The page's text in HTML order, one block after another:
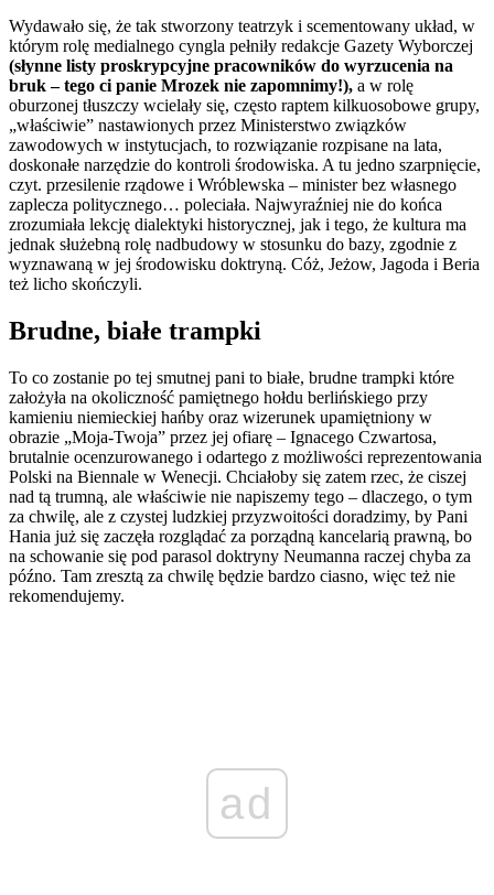
Wydawało się, że tak stworzony teatrzyk i scementowany układ, w
którym rolę medialnego cyngla pełniły redakcje Gazety Wyborczej
(słynne listy proskrypcyjne pracowników do wyrzucenia na
bruk – tego ci panie Mrozek nie zapomnimy!), a w rolę
oburzonej tłuszczy wcielały się, często raptem kilkuosobowe grupy,
„właściwie” nastawionych przez Ministerstwo związków
zawodowych w instytucjach, to rozwiązanie rozpisane na lata,
doskonałe narzędzie do kontroli środowiska. A tu jedno szarpnięcie,
czyt. przesilenie rządowe i Wróblewska – minister bez własnego
zaplecza politycznego… poleciała. Najwyraźniej nie do końca
zrozumiała lekcję dialektyki historycznej, jak i tego, że kultura ma
jednak służebną rolę nadbudowy w stosunku do bazy, zgodnie z
wyznawaną w jej środowisku doktryną. Cóż, Jeżow, Jagoda i Beria
też licho skończyli.
Brudne, białe trampki
To co zostanie po tej smutnej pani to białe, brudne trampki które
założyła na okoliczność pamiętnego hołdu berlińskiego przy
kamieniu niemieckiej hańby oraz wizerunek upamiętniony w
obrazie „Moja-Twoja” przez jej ofiarę – Ignacego Czwartosa,
brutalnie ocenzurowanego i odartego z możliwości reprezentowania
Polski na Biennale w Wenecji. Chciałoby się zatem rzec, że ciszej
nad tą trumną, ale właściwie nie napiszemy tego – dlaczego, o tym
za chwilę, ale z czystej ludzkiej przyzwoitości doradzimy, by Pani
Hania już się zaczęła rozglądać za porządną kancelarią prawną, bo
na schowanie się pod parasol doktryny Neumanna raczej chyba za
późno. Tam zresztą za chwilę będzie bardzo ciasno, więc też nie
rekomendujemy.
ad